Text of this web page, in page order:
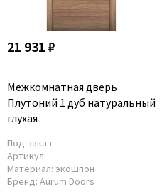
Fantom
Fratelli Cattini
GlassTur
Griffwerk
Hausdoors
HSU
Kapelli
21 931 ₽
Межкомнатная дверь
Плутоний 1 дуб натуральный
глухая
Под заказ
Артикул:
Материал: экошпон
Бренд: Aurum Doors